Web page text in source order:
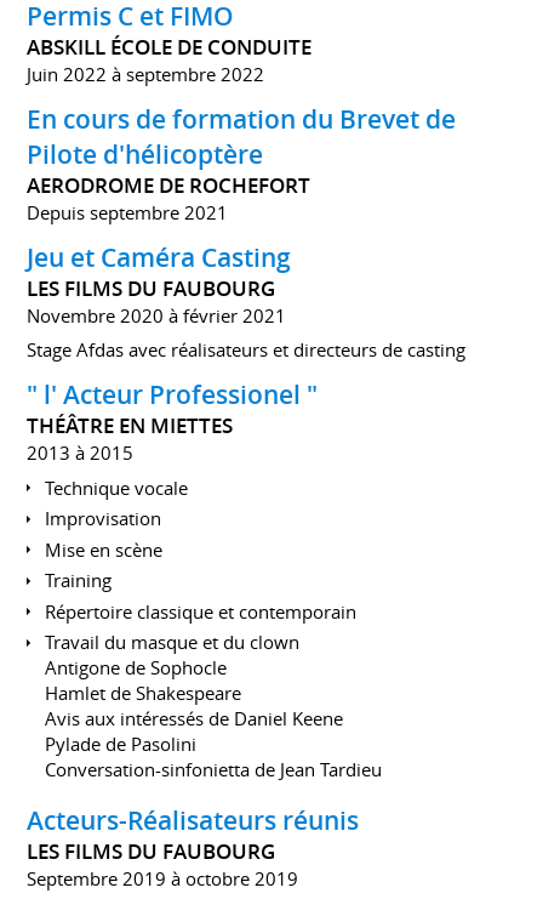
Permis C et FIMO
ABSKILL ÉCOLE DE CONDUITE
Juin 2022 à septembre 2022
En cours de formation du Brevet de
Pilote d'hélicoptère
AERODROME DE ROCHEFORT
Depuis septembre 2021
Jeu et Caméra Casting
LES FILMS DU FAUBOURG
Novembre 2020 à février 2021
Stage Afdas avec réalisateurs et directeurs de casting
" l' Acteur Professionel "
THÉÂTRE EN MIETTES
2013 à 2015
Technique vocale
Improvisation
Mise en scène
Training
Répertoire classique et contemporain
Travail du masque et du clown
Antigone de Sophocle
Hamlet de Shakespeare
Avis aux intéressés de Daniel Keene
Pylade de Pasolini
Conversation-sinfonietta de Jean Tardieu
Acteurs-Réalisateurs réunis
LES FILMS DU FAUBOURG
Septembre 2019 à octobre 2019